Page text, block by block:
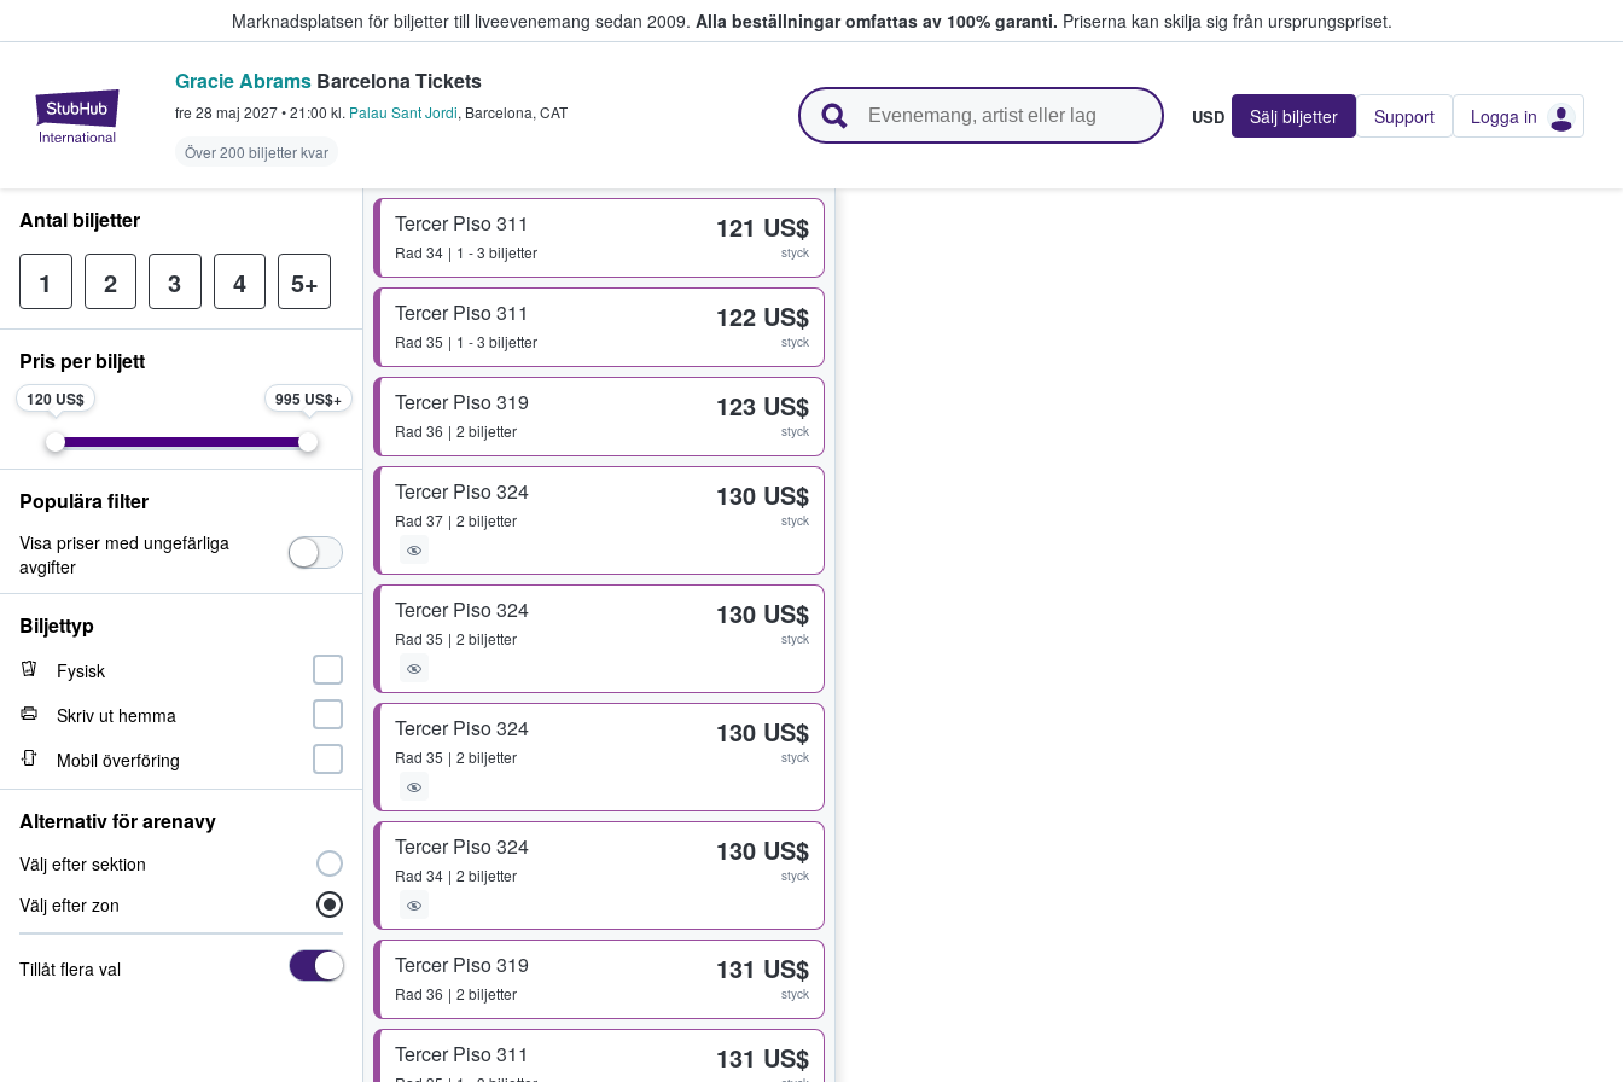
Marknadsplatsen för biljetter till liveevenemang sedan 2009. Alla beställningar omfattas av 100% garanti. Priserna kan skilja sig från ursprungspriset.
StubHub – där fans köper och säljer biljetter.
Gracie Abrams Barcelona Tickets
fre 28 maj 2027•21:00 kl. Palau Sant Jordi, Barcelona, CAT
Över 200 biljetter kvar
USD Sälj biljetter Support Logga in
Tercer Piso 311
Rad 34 1 - 3 biljetter
121 US$
styck
Tercer Piso 311
Rad 35 1 - 3 biljetter
122 US$
styck
Tercer Piso 319
Rad 36 2 biljetter
123 US$
styck
Tercer Piso 324
Rad 37 2 biljetter
130 US$
styck
Tercer Piso 324
Rad 35 2 biljetter
130 US$
styck
Tercer Piso 324
Rad 35 2 biljetter
130 US$
styck
Tercer Piso 324
Rad 34 2 biljetter
130 US$
styck
Tercer Piso 319
Rad 36 2 biljetter
131 US$
styck
Tercer Piso 311 131 US$
Antal biljetter
1 2 3 4 5+
Pris per biljett
120 US$ 995 US$
Populära filter
Visa priser med ungefärliga
avgifter
Biljettyp
Fysisk
Skriv ut hemma
Mobil överföring
Alternativ för arenavy
Välj efter sektion
Välj efter zon
Tillåt flera val